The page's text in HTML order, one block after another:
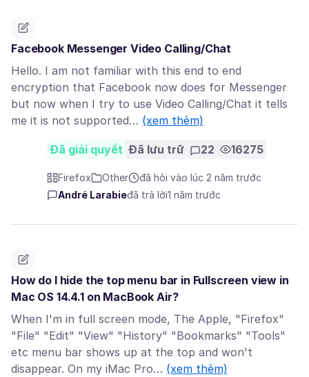
Facebook Messenger Video Calling/Chat
Hello. I am not familiar with this end to end
encryption that Facebook now does for Messenger
but now when I try to use Video Calling/Chat it tells
me it is not supported… (xem thêm)
Đã giải quyết Đã lưu trữ 22 16275
Firefox Other
đã hỏi vào lúc 2 năm trước
André Larabieđã trả lời1 năm trước
How do I hide the top menu bar in Fullscreen view in
Mac OS 14.4.1 on MacBook Air?
When I'm in full screen mode, The Apple, "Firefox"
"File" "Edit" "View" "History" "Bookmarks" "Tools"
etc menu bar shows up at the top and won't
disappear. On my iMac Pro… (xem thêm)